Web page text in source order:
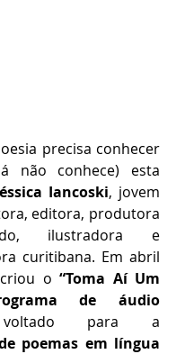
precisa conhecer
não conhece) esta
Iancoski, jovem
editora, produtora
ilustradora e
curitibana. Em abril
criou o “Toma Aí Um
de áudio
poemas em língua